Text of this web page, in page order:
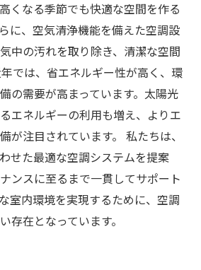
くなる季節でも快適な空間を作る
に、空気清浄機能を備えた空調設
中の汚れを取り除き、清潔な空間
では、省エネルギー性が高く、環
の需要が高まっています。太陽光
エネルギーの利用も増え、よりエ
が注目されています。 私たちは、
せた最適な空調システムを提案
ンスに至るまで一貫してサポート
室内環境を実現するために、空調
存在となっています。